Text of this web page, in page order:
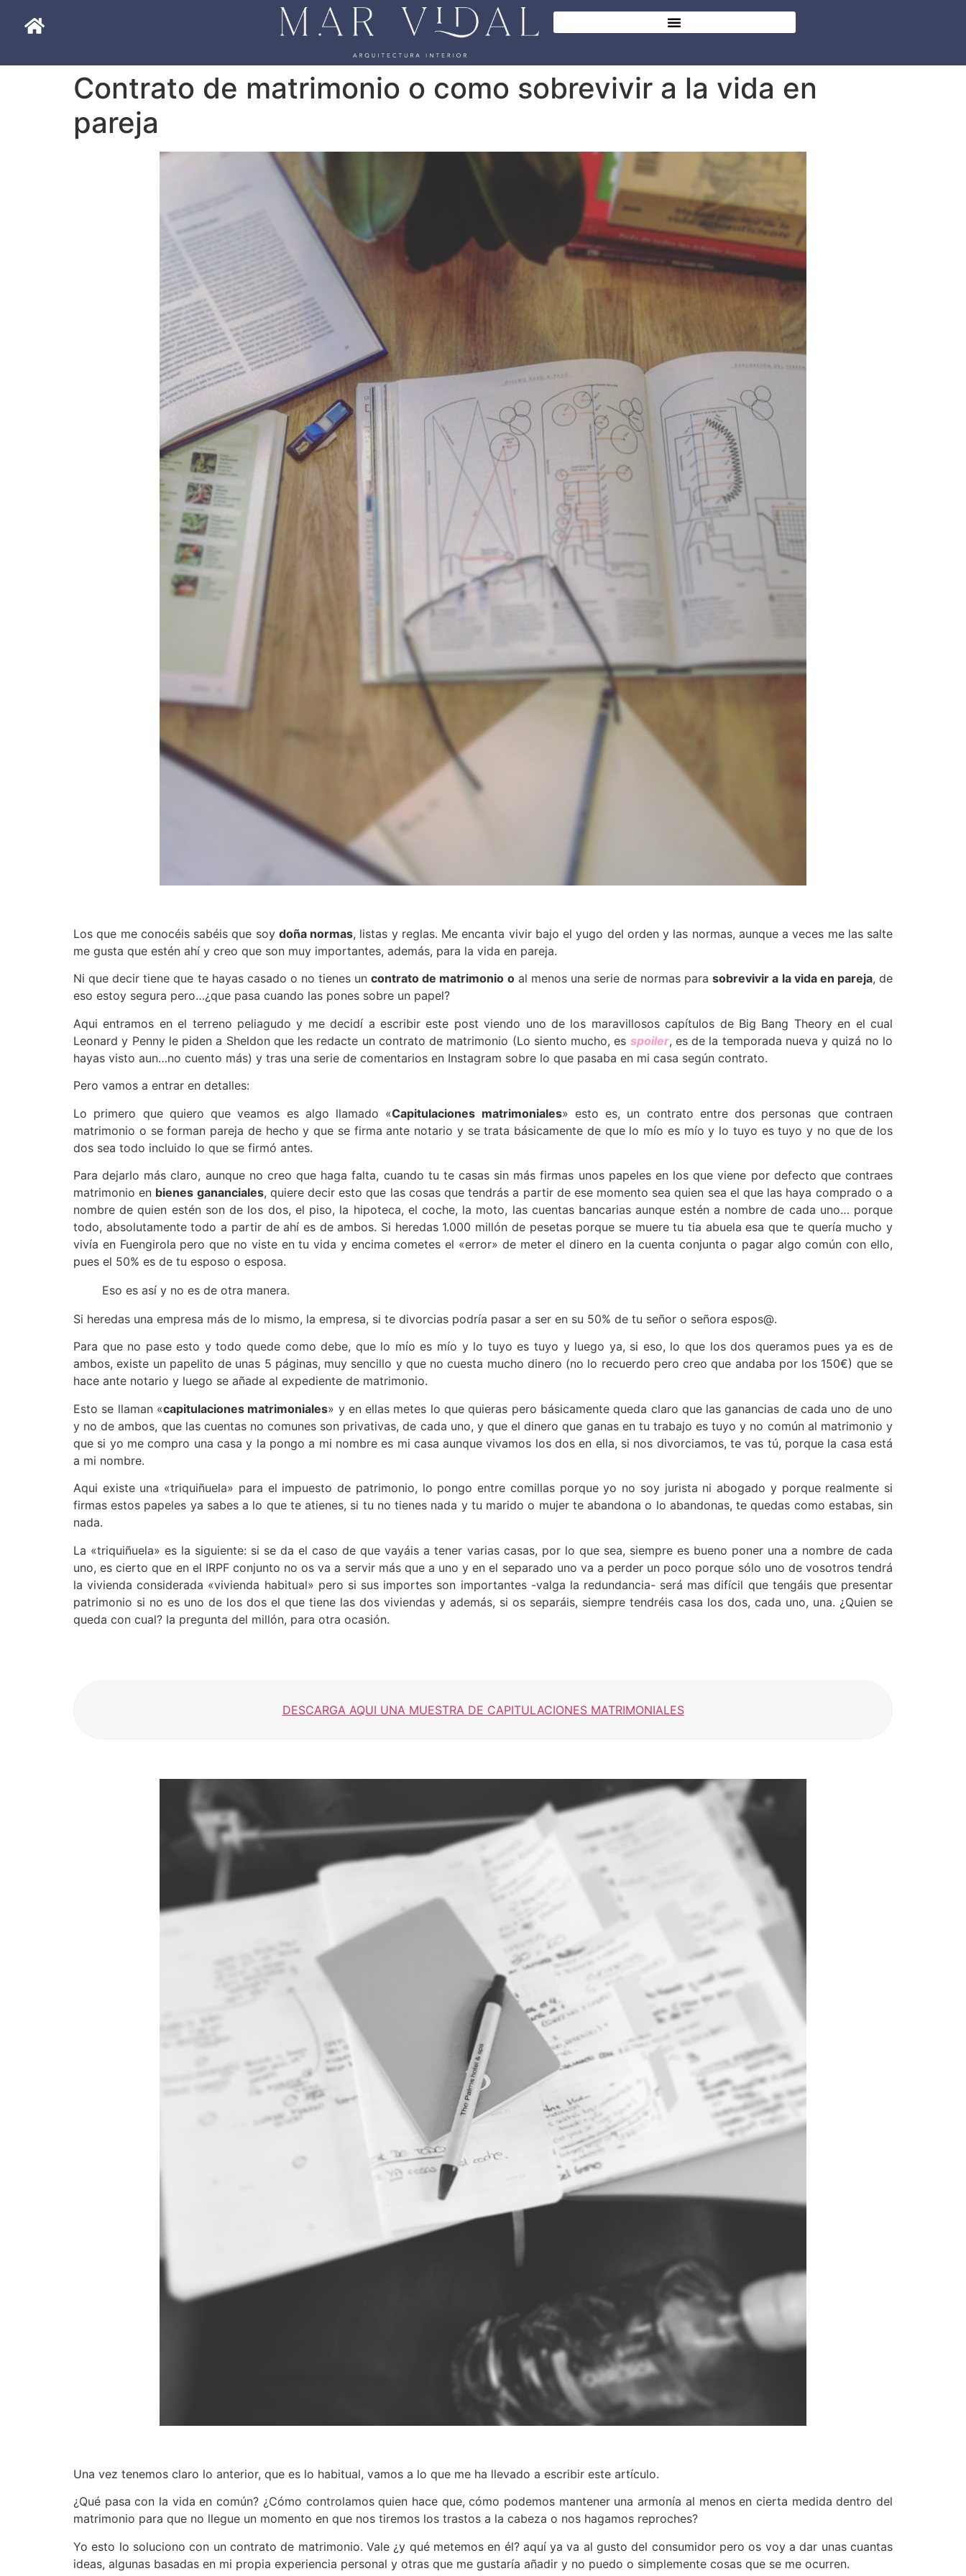
Contrato de matrimonio o como sobrevivir a la vida en
pareja
Los que me conocéis sabéis que soy doña normas, listas y reglas. Me encanta vivir bajo el yugo del orden y las normas, aunque a veces me las salte
me gusta que estén ahí y creo que son muy importantes, además, para la vida en pareja.
Ni que decir tiene que te hayas casado o no tienes uncontrato de matrimonio oal menos una serie de normas parasobrevivir a la vida en pareja, de
eso estoy segura pero…¿que pasa cuando las pones sobre un papel?
Aqui entramos en el terreno peliagudo y me decidí a escribir este post viendo uno de los maravillosos capítulos de Big Bang Theory en el cual
Leonard y Penny le piden a Sheldon que les redacte un contrato de matrimonio (Lo siento mucho, es spoiler, es de la temporada nueva y quizá no lo
hayas visto aun…no cuento más) y tras una serie de comentarios en Instagram sobre lo que pasaba en mi casa según contrato.
Pero vamos a entrar en detalles:
Lo primero que quiero que veamos es algo llamado «Capitulaciones matrimoniales» esto es, un contrato entre dos personas que contraen
matrimonio o se forman pareja de hecho y que se firma ante notario y se trata básicamente de que lo mío es mío y lo tuyo es tuyo y no que de los
dos sea todo incluido lo que se firmó antes.
Para dejarlo más claro, aunque no creo que haga falta, cuando tu te casas sin más firmas unos papeles en los que viene por defecto que contraes
matrimonio en bienes gananciales, quiere decir esto que las cosas que tendrás a partir de ese momento sea quien sea el que las haya comprado o a
nombre de quien estén son de los dos, el piso, la hipoteca, el coche, la moto, las cuentas bancarias aunque estén a nombre de cada uno… porque
todo, absolutamente todo a partir de ahí es de ambos. Si heredas 1.000 millón de pesetas porque se muere tu tia abuela esa que te quería mucho y
vivía en Fuengirola pero que no viste en tu vida y encima cometes el «error» de meter el dinero en la cuenta conjunta o pagar algo común con ello,
pues el 50% es de tu esposo o esposa.
Eso es así y no es de otra manera.
Si heredas una empresa más de lo mismo, la empresa, si te divorcias podría pasar a ser en su 50% de tu señor o señora espos@.
Para que no pase esto y todo quede como debe, que lo mío es mío y lo tuyo es tuyo y luego ya, si eso, lo que los dos queramos pues ya es de
ambos, existe un papelito de unas 5 páginas, muy sencillo y que no cuesta mucho dinero (no lo recuerdo pero creo que andaba por los 150€) que se
hace ante notario y luego se añade al expediente de matrimonio.
Esto se llaman «capitulaciones matrimoniales» y en ellas metes lo que quieras pero básicamente queda claro que las ganancias de cada uno de uno
y no de ambos, que las cuentas no comunes son privativas, de cada uno, y que el dinero que ganas en tu trabajo es tuyo y no común al matrimonio y
que si yo me compro una casa y la pongo a mi nombre es mi casa aunque vivamos los dos en ella, si nos divorciamos, te vas tú, porque la casa está
a mi nombre.
Aqui existe una «triquiñuela» para el impuesto de patrimonio, lo pongo entre comillas porque yo no soy jurista ni abogado y porque realmente si
firmas estos papeles ya sabes a lo que te atienes, si tu no tienes nada y tu marido o mujer te abandona o lo abandonas, te quedas como estabas, sin
nada.
La «triquiñuela» es la siguiente: si se da el caso de que vayáis a tener varias casas, por lo que sea, siempre es bueno poner una a nombre de cada
uno, es cierto que en el IRPF conjunto no os va a servir más que a uno y en el separado uno va a perder un poco porque sólo uno de vosotros tendrá
la vivienda considerada «vivienda habitual» pero si sus importes son importantes -valga la redundancia- será mas difícil que tengáis que presentar
patrimonio si no es uno de los dos el que tiene las dos viviendas y además, si os separáis, siempre tendréis casa los dos, cada uno, una. ¿Quien se
queda con cual? la pregunta del millón, para otra ocasión.
DESCARGA AQUI UNA MUESTRA DE CAPITULACIONES MATRIMONIALES
Una vez tenemos claro lo anterior, que es lo habitual, vamos a lo que me ha llevado a escribir este artículo.
¿Qué pasa con la vida en común? ¿Cómo controlamos quien hace que, cómo podemos mantener una armonía al menos en cierta medida dentro del
matrimonio para que no llegue un momento en que nos tiremos los trastos a la cabeza o nos hagamos reproches?
Yo esto lo soluciono con un contrato de matrimonio. Vale ¿y qué metemos en él? aquí ya va al gusto del consumidor pero os voy a dar unas cuantas
ideas, algunas basadas en mi propia experiencia personal y otras que me gustaría añadir y no puedo o simplemente cosas que se me ocurren.